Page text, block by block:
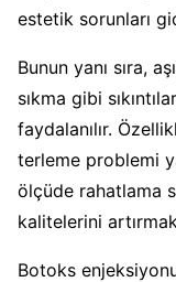
estetik sorunları
Bunun yanı sıra,
sıkma gibi
faydalanılır.
terleme problemi
ölçüde rahatlama
kalitelerini
Botoks